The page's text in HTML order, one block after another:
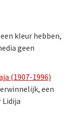
kleur hebben,
geen
(1907-1996)
een
Lidija